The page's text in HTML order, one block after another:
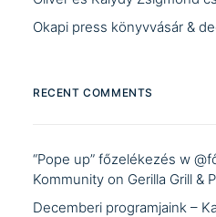
Okapi press könyvvásár &
RECENT COMMENTS
“Pope up” főzelékezés w
Kommunity on Gerilla Grill &
Decemberi programjaink –